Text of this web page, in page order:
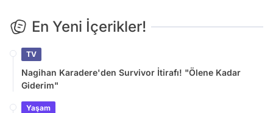
En Yeni İçerikler!
TV
Nagihan Karadere'den Survivor İtirafı! "Ölene Kadar
Giderim"
Yaşam